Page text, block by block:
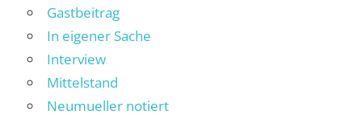
Gastbeitrag
In eigener Sache
Interview
Mittelstand
Neumueller notiert